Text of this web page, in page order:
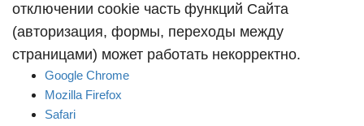
отключении cookie часть функций Сайта
(авторизация, формы, переходы между
страницами) может работать некорректно.
Google Chrome
Mozilla Firefox
Safari